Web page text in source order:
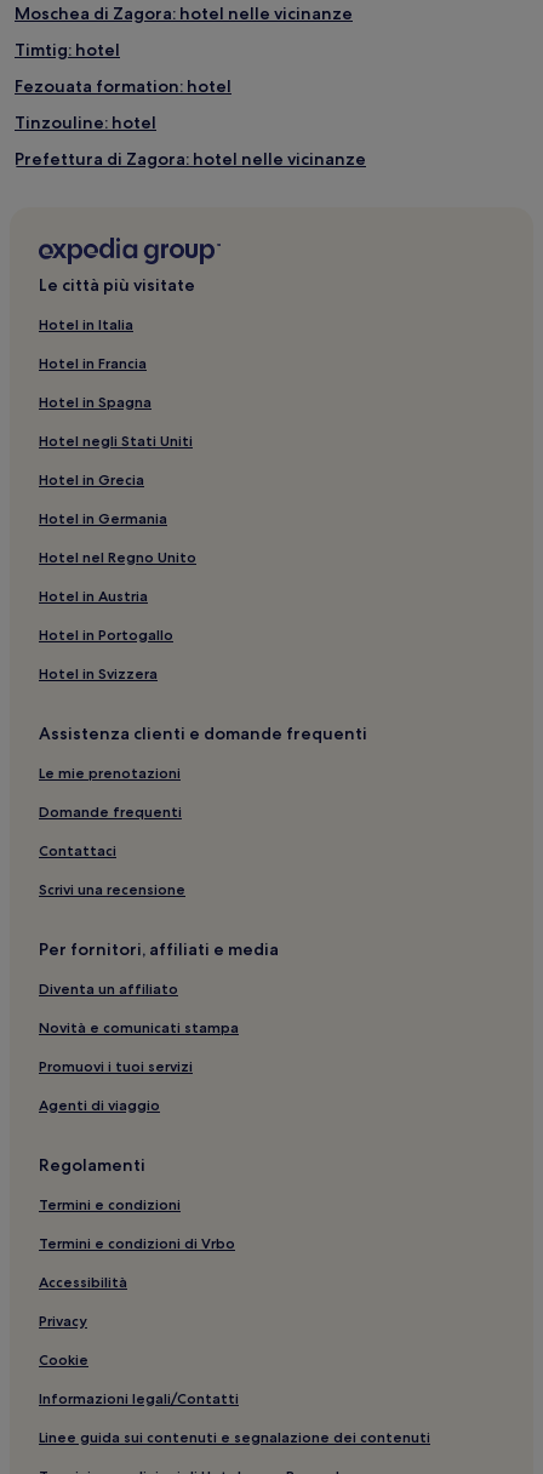
Moschea di Zagora: hotel nelle vicinanze
Timtig: hotel
Fezouata formation: hotel
Tinzouline: hotel
Prefettura di Zagora: hotel nelle vicinanze
Zagora: hotel
Dune di Tinfou: hotel nelle vicinanze
Dune di Sabbia di Tinfou: hotel nelle vicinanze
Bni Zoli: hotel
Zagora: hotel
Zagora: Hotel con parcheggio
Ternata: hotel
Zagora: Hotel con parcheggio
Le città più visitate
Hotel in Italia
Hotel in Francia
Hotel in Spagna
Hotel negli Stati Uniti
Hotel in Grecia
Hotel in Germania
Hotel nel Regno Unito
Hotel in Austria
Hotel in Portogallo
Hotel in Svizzera
Assistenza clienti e domande frequenti
Le mie prenotazioni
Domande frequenti
Contattaci
Scrivi una recensione
Per fornitori, affiliati e media
Diventa un affiliato
Novità e comunicati stampa
Promuovi i tuoi servizi
Agenti di viaggio
Regolamenti
Termini e condizioni
Termini e condizioni di Vrbo
Accessibilità
Privacy
Cookie
Informazioni legali/Contatti
Linee guida sui contenuti e segnalazione dei contenuti